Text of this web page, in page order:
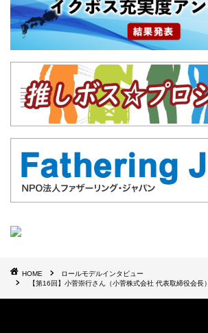
HOME
ロールモデルインタビュー
【第16回】小菅崇行さん（小菅株式会社 代表取締役会長）